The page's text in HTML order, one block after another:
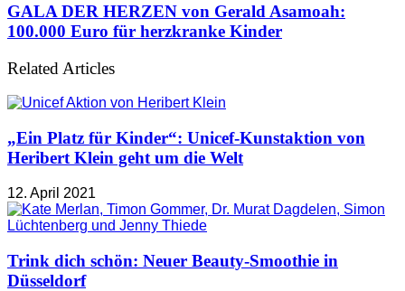
GALA DER HERZEN von Gerald Asamoah:
100.000 Euro für herzkranke Kinder
Related Articles
„Ein Platz für Kinder“: Unicef-Kunstaktion von
Heribert Klein geht um die Welt
12. April 2021
Trink dich schön: Neuer Beauty-Smoothie in
Düsseldorf